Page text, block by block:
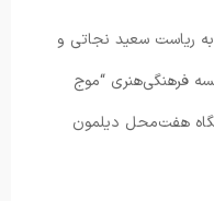
ریاست سعید نجاتی و
فرهنگی‌هنری “موج
۱۴۰۴ در اقامتگاه هفت‌محل دیلمون